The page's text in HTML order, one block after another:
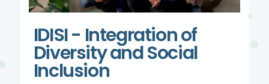
IDISI - Integration of
Diversity and Social
Inclusion